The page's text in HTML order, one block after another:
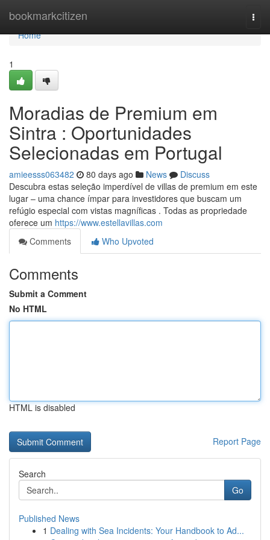
bookmarkcitizen
Home
Home
1
Moradias de Premium em
Sintra : Oportunidades
Selecionadas em Portugal
amieesss063482 80 days ago News
Discuss
Descubra estas seleção imperdível de villas de premium em este
lugar – uma chance ímpar para investidores que buscam um
refúgio especial com vistas magníficas . Todas as propriedade
oferece um https://www.estellavillas.com
Comments
Who Upvoted
Comments
Submit a Comment
No HTML
HTML is disabled
Report Page
Search
Go
Published News
1 Dealing with Sea Incidents: Your Handbook to Ad...